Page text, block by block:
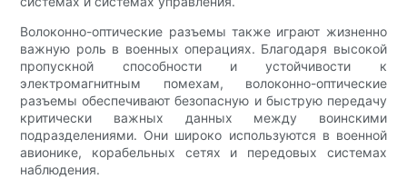
Волоконно-оптические разъемы также играют жизненно
важную роль в военных операциях. Благодаря высокой
пропускной способности и устойчивости к
электромагнитным помехам, волоконно-оптические
разъемы обеспечивают безопасную и быструю передачу
критически важных данных между воинскими
подразделениями. Они широко используются в военной
авионике, корабельных сетях и передовых системах
наблюдения.